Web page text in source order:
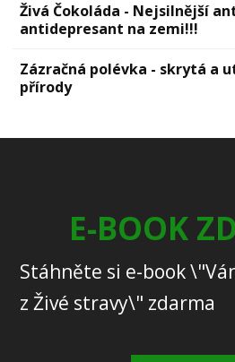
Živá Čokoláda - Nejsilnější
antidepresant na zemi!!!
Zázračná polévka - skrytá a
přírody
E-BOOK
Stáhněte si e-book
z Živé stravy\" zdarma